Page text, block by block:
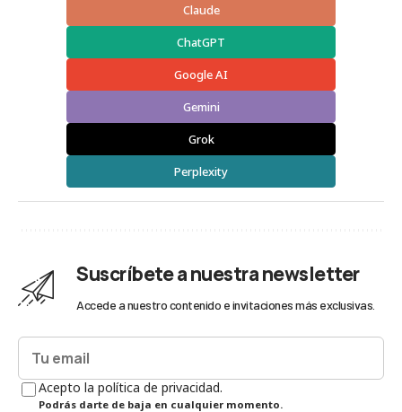
Claude
ChatGPT
Google AI
Gemini
Grok
Perplexity
Suscríbete a nuestra newsletter
Accede a nuestro contenido e invitaciones más exclusivas.
Acepto la política de privacidad.
Podrás darte de baja en cualquier momento.